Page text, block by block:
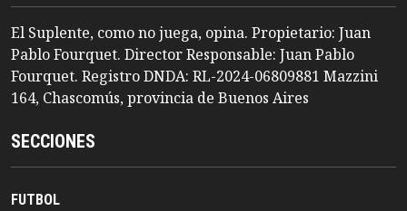
El Suplente, como no juega, opina. Propietario: Juan
Pablo Fourquet. Director Responsable: Juan Pablo
Fourquet. Registro DNDA: RL-2024-06809881 Mazzini
164, Chascomús, provincia de Buenos Aires
SECCIONES
FUTBOL